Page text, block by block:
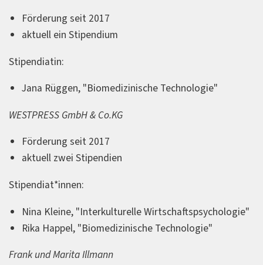
Förderung seit 2017
aktuell ein Stipendium
Stipendiatin:
Jana Rüggen, "Biomedizinische Technologie"
WESTPRESS GmbH & Co.KG
Förderung seit 2017
aktuell zwei Stipendien
Stipendiat*innen:
Nina Kleine, "Interkulturelle Wirtschaftspsychologie"
Rika Happel, "Biomedizinische Technologie"
Frank und Marita Illmann